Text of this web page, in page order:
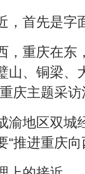
，首先是字
，重庆在
山、铜梁、
庆主题采
渝地区双城
“推进重庆